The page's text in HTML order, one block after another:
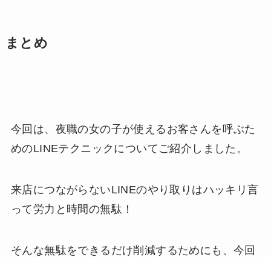
まとめ
今回は、夜職の女の子が使えるお客さんを呼ぶた
めのLINEテクニックについてご紹介しました。
来店につながらないLINEのやり取りはハッキリ言
って労力と時間の無駄！
そんな無駄をできるだけ削減するためにも、今回